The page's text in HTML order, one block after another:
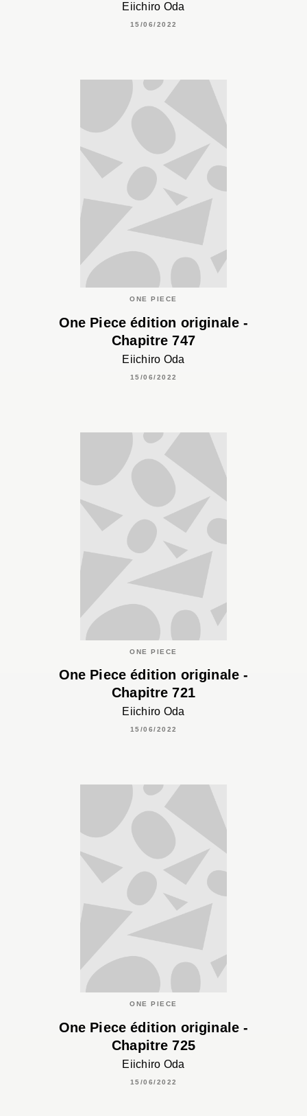
Eiichiro Oda
15/06/2022
ONE PIECE
One Piece édition originale -
Chapitre 747
Eiichiro Oda
15/06/2022
ONE PIECE
One Piece édition originale -
Chapitre 721
Eiichiro Oda
15/06/2022
ONE PIECE
One Piece édition originale -
Chapitre 725
Eiichiro Oda
15/06/2022